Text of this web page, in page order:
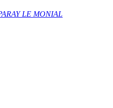
LE MONIAL